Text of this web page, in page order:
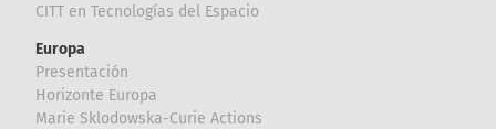
CITT en Tecnologías del Espacio
Europa
Presentación
Horizonte Europa
Marie Sklodowska-Curie Actions